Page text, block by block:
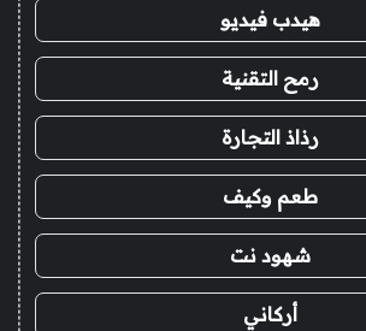
هيدب فيديو
رمح التقنية
رذاذ التجارة
طعم وكيف
شهود نت
أركاني